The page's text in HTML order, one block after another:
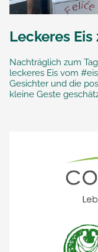
Leckeres
Nachträglich zum
leckeres Eis vom
Gesichter und die
kleine Geste